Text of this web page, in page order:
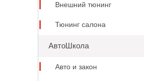
Внешний тюнинг
Тюнинг салона
АвтоШкола
Авто и закон